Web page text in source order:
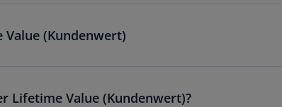
(Kundenwert)
Lifetime Value (Kundenwert)?